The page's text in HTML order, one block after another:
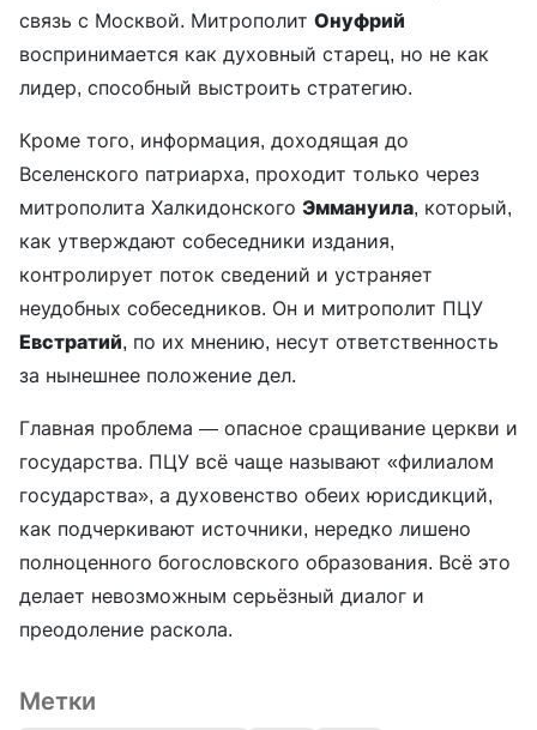
связь с Москвой. Митрополит Онуфрий
воспринимается как духовный старец, но не как
лидер, способный выстроить стратегию.
Кроме того, информация, доходящая до
Вселенского патриарха, проходит только через
митрополита Халкидонского Эммануила, который,
как утверждают собеседники издания,
контролирует поток сведений и устраняет
неудобных собеседников. Он и митрополит ПЦУ
Евстратий, по их мнению, несут ответственность
за нынешнее положение дел.
Главная проблема — опасное сращивание церкви и
государства. ПЦУ всё чаще называют «филиалом
государства», а духовенство обеих юрисдикций,
как подчеркивают источники, нередко лишено
полноценного богословского образования. Всё это
делает невозможным серьёзный диалог и
преодоление раскола.
Метки